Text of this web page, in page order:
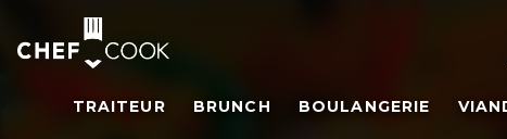
TRAITEUR BRUNCH BOULANGERIE